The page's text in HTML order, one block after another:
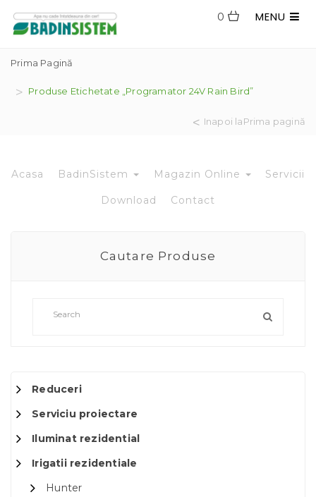
MENU
0
Prima Pagină
Produse Etichetate „Programator 24V Rain Bird”
Inapoi laPrima pagină
Acasa BadinSistem Magazin Online Servicii
Download Contact
Cautare Produse
Reduceri
Serviciu proiectare
Iluminat rezidential
Irigatii rezidentiale
Hunter